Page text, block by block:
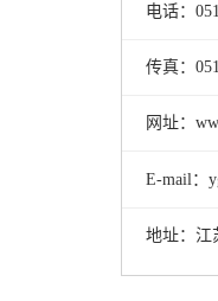
电话：
传真：
网址：
E-mail：
地址：江